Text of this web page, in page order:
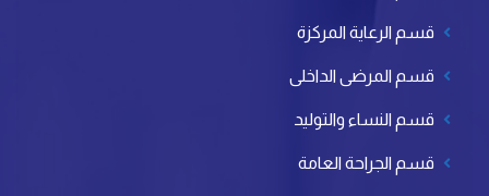
قسم الرعاية المركزة
قسم المرضى الداخلى
قسم النساء والتوليد
قسم الجراحة العامة